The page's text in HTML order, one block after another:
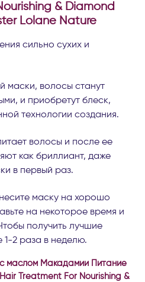
& Diamond
Lolane Nature
сильно сухих и
маски, волосы станут
и приобретут блеск,
технологии создания.
волосы и после ее
как бриллиант, даже
в первый раз.
маску на хорошо
на некоторое время и
получить лучшие
1-2 раза в неделю.
с маслом Макадамии Питание
Treatment For Nourishing &